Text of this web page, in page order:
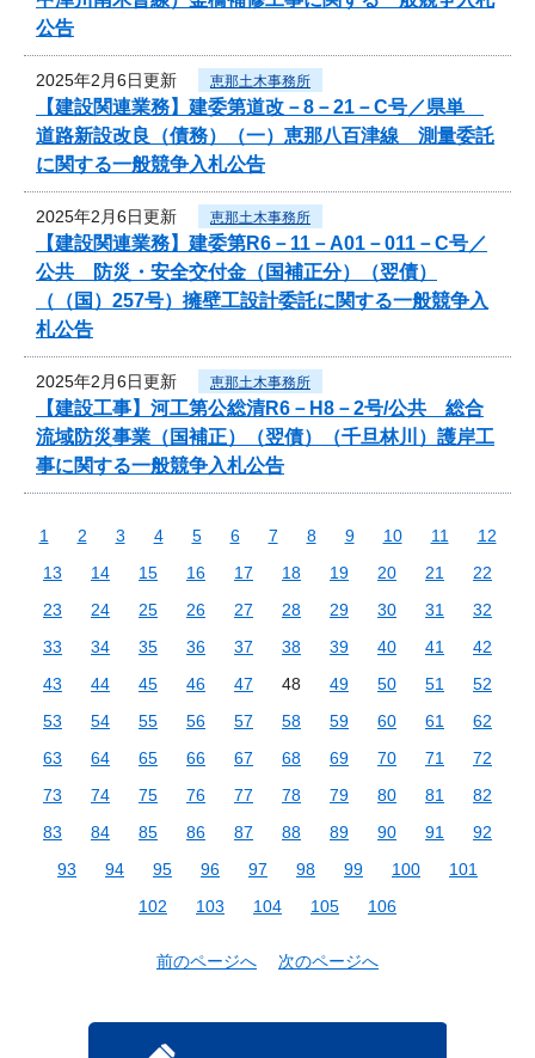
公告
2025年2月6日更新 恵那土木事務所
【建設関連業務】建委第道改－8－21－C号／県単
道路新設改良（債務）（一）恵那八百津線 測量委託
に関する一般競争入札公告
2025年2月6日更新 恵那土木事務所
【建設関連業務】建委第R6－11－A01－011－C号／
公共 防災・安全交付金（国補正分）（翌債）
（（国）257号）擁壁工設計委託に関する一般競争入
札公告
2025年2月6日更新 恵那土木事務所
【建設工事】河工第公総清R6－H8－2号/公共 総合
流域防災事業（国補正）（翌債）（千旦林川）護岸工
事に関する一般競争入札公告
1 2 3 4 5 6 7 8 9 10 11
12
13
14 15 16 17 18 19 20 21
22
23
24 25 26 27 28 29 30 31
32
33
34 35 36 37 38 39 40 41
42
43
44 45 46 47 48 49 50 51
52
53
54 55 56 57 58 59 60 61
62
63
64 65 66 67 68 69 70 71
72
73
74 75 76 77 78 79 80 81
82
83
84 85 86 87 88 89 90 91
92
93
94 95 96 97 98 99 100
101
102
103 104 105 106
前のページへ 次のページへ